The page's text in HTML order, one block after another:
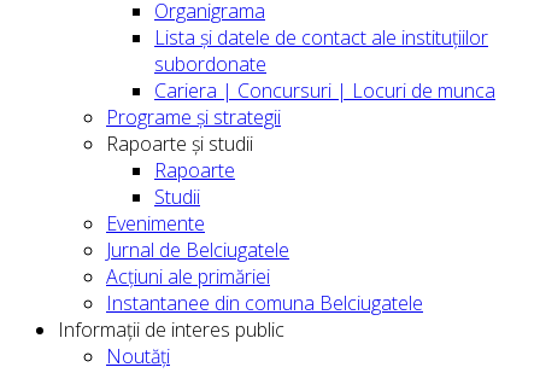
Organigrama
Lista și datele de contact ale instituțiilor
subordonate
Cariera | Concursuri | Locuri de munca
Programe și strategii
Rapoarte și studii
Rapoarte
Studii
Evenimente
Jurnal de Belciugatele
Acțiuni ale primăriei
Instantanee din comuna Belciugatele
Informații de interes public
Noutăți